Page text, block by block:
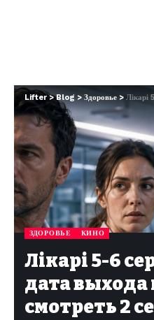
Lifter>Blog> Здоровье > Лікарі 5-6
ЗДОРОВЬЕ КИНО
Лікарі 5-6
дата выхода
смотреть 2